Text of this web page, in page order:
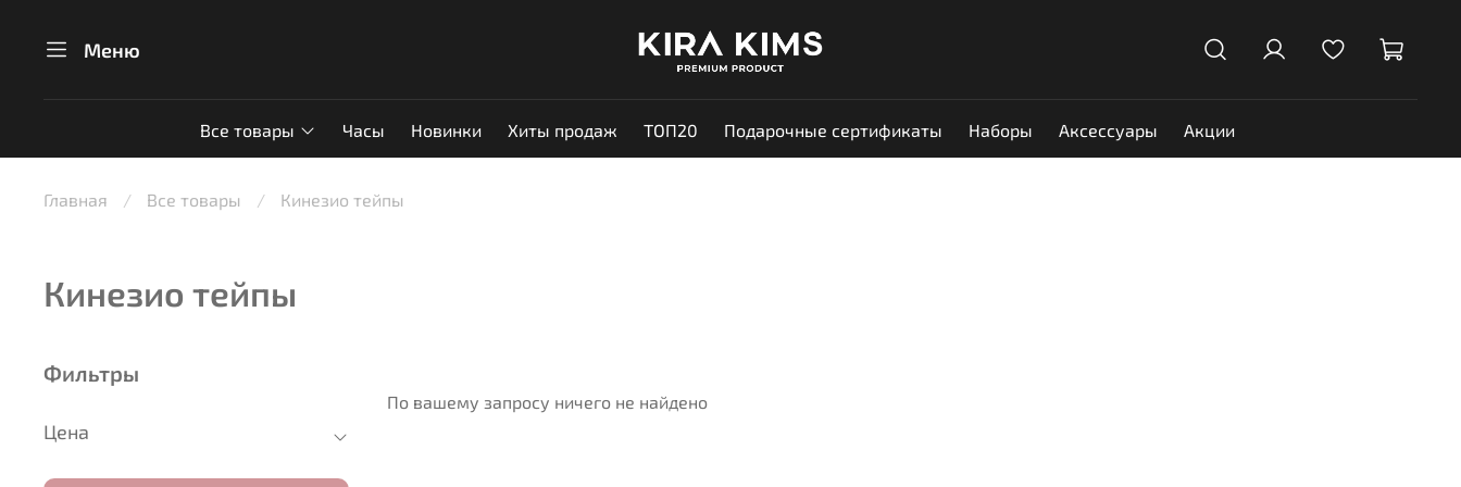
Меню
Все товары Часы Новинки Хиты продаж ТОП20 Подарочные сертификаты Наборы Аксессуары Акции
Главная Все товары Кинезио тейпы
Кинезио тейпы
По вашему запросу ничего не найдено
Фильтры
Цена